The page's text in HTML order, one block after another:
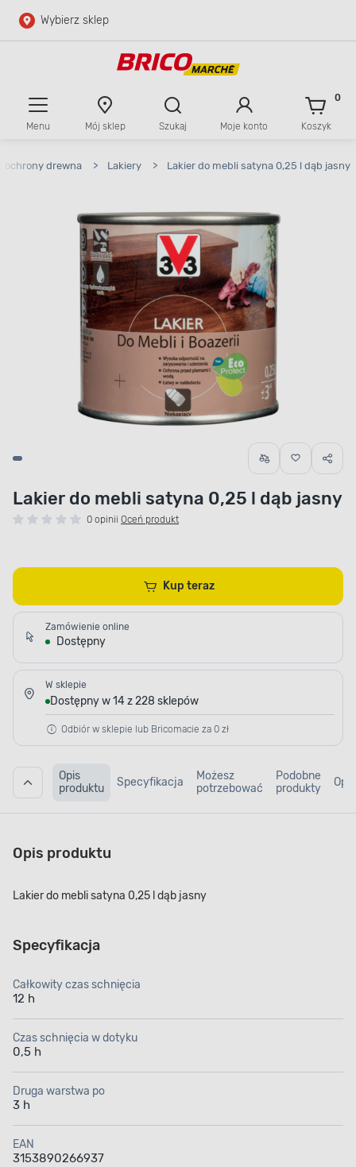
Przejdź do głównej zawartości
Wybierz sklep
Menu Mój sklep Szukaj Moje konto Koszyk
0
ochrony drewna > Lakiery > Lakier do mebli satyna 0,25 l dąb jasny
Lakier do mebli satyna 0,25 l dąb jasny
0 opinii Oceń produkt
Kup teraz
Zamówienie online
Dostępny
W sklepie
Dostępny w 14 z 228 sklepów
Odbiór w sklepie lub Bricomacie za 0 zł
Opis
produktu
Specyfikacja
Możesz
potrzebować
Podobne
produkty
Opis produktu
Lakier do mebli satyna 0,25 l dąb jasny
Specyfikacja
Całkowity czas schnięcia
12 h
Czas schnięcia w dotyku
0,5 h
Druga warstwa po
3 h
EAN
3153890266937